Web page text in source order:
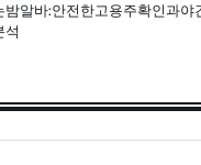
밤알바:안전한고용주확인과야
석